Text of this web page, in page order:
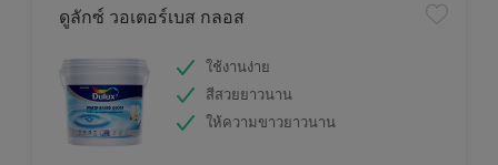
ดูลักซ์ วอเตอร์เบส กลอส
ใช้งานง่าย
สีสวยยาวนาน
ให้ความขาวยาวนาน